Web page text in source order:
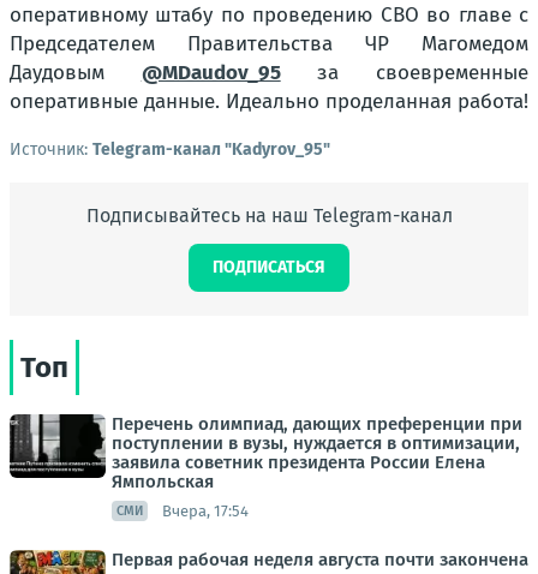
оперативному штабу по проведению СВО во главе с
Председателем Правительства ЧР Магомедом
Даудовым @MDaudov_95за своевременные
оперативные данные. Идеально проделанная работа!
Источник: Telegram-канал "Kadyrov_95"
Подписывайтесь на наш Telegram-канал
ПОДПИСАТЬСЯ
Топ
Перечень олимпиад, дающих преференции при
поступлении в вузы, нуждается в оптимизации,
заявила советник президента России Елена
Ямпольская
СМИ Вчера, 17:54
Первая рабочая неделя августа почти закончена